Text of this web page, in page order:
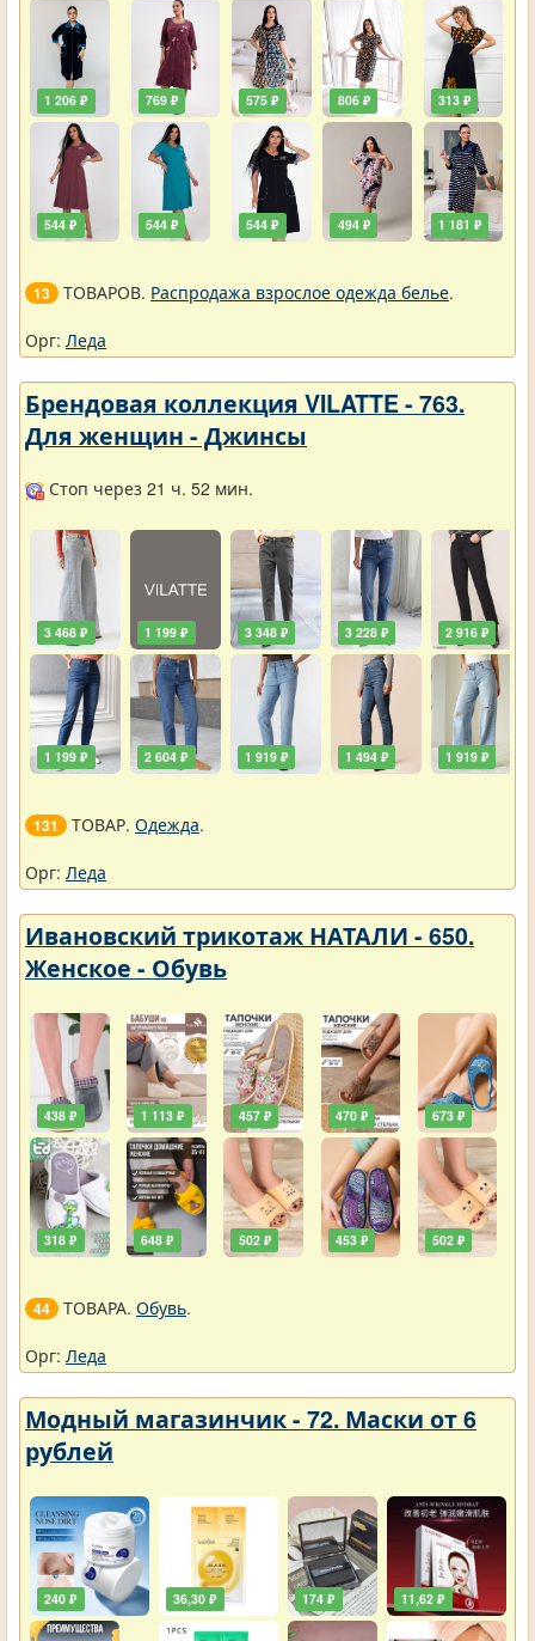
1 206 ₽
544 ₽
769 ₽
544 ₽
575 ₽
544 ₽
806 ₽
494 ₽
313 ₽
1 181 ₽
13 ТОВАРОВ. Распродажа взрослое одежда белье.
Орг: Леда
Брендовая коллекция VILATTE - 763.
Для женщин - Джинсы
Стоп через 21 ч. 52 мин.
3 468 ₽
1 199 ₽
1 199 ₽
2 604 ₽
3 348 ₽
1 919 ₽
3 228 ₽
1 494 ₽
2 916 ₽
1 919 ₽
131 ТОВАР. Одежда.
Орг: Леда
Ивановский трикотаж НАТАЛИ - 650.
Женское - Обувь
438 ₽
318 ₽
1 113 ₽
648 ₽
457 ₽
502 ₽
470 ₽
453 ₽
673 ₽
502 ₽
44 ТОВАРА. Обувь.
Орг: Леда
Модный магазинчик - 72. Маски от 6
рублей
240 ₽ 36,30 ₽ 174 ₽ 11,62 ₽